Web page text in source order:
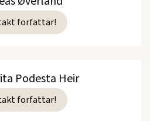
forfattar!
Podesta Heir
forfattar!